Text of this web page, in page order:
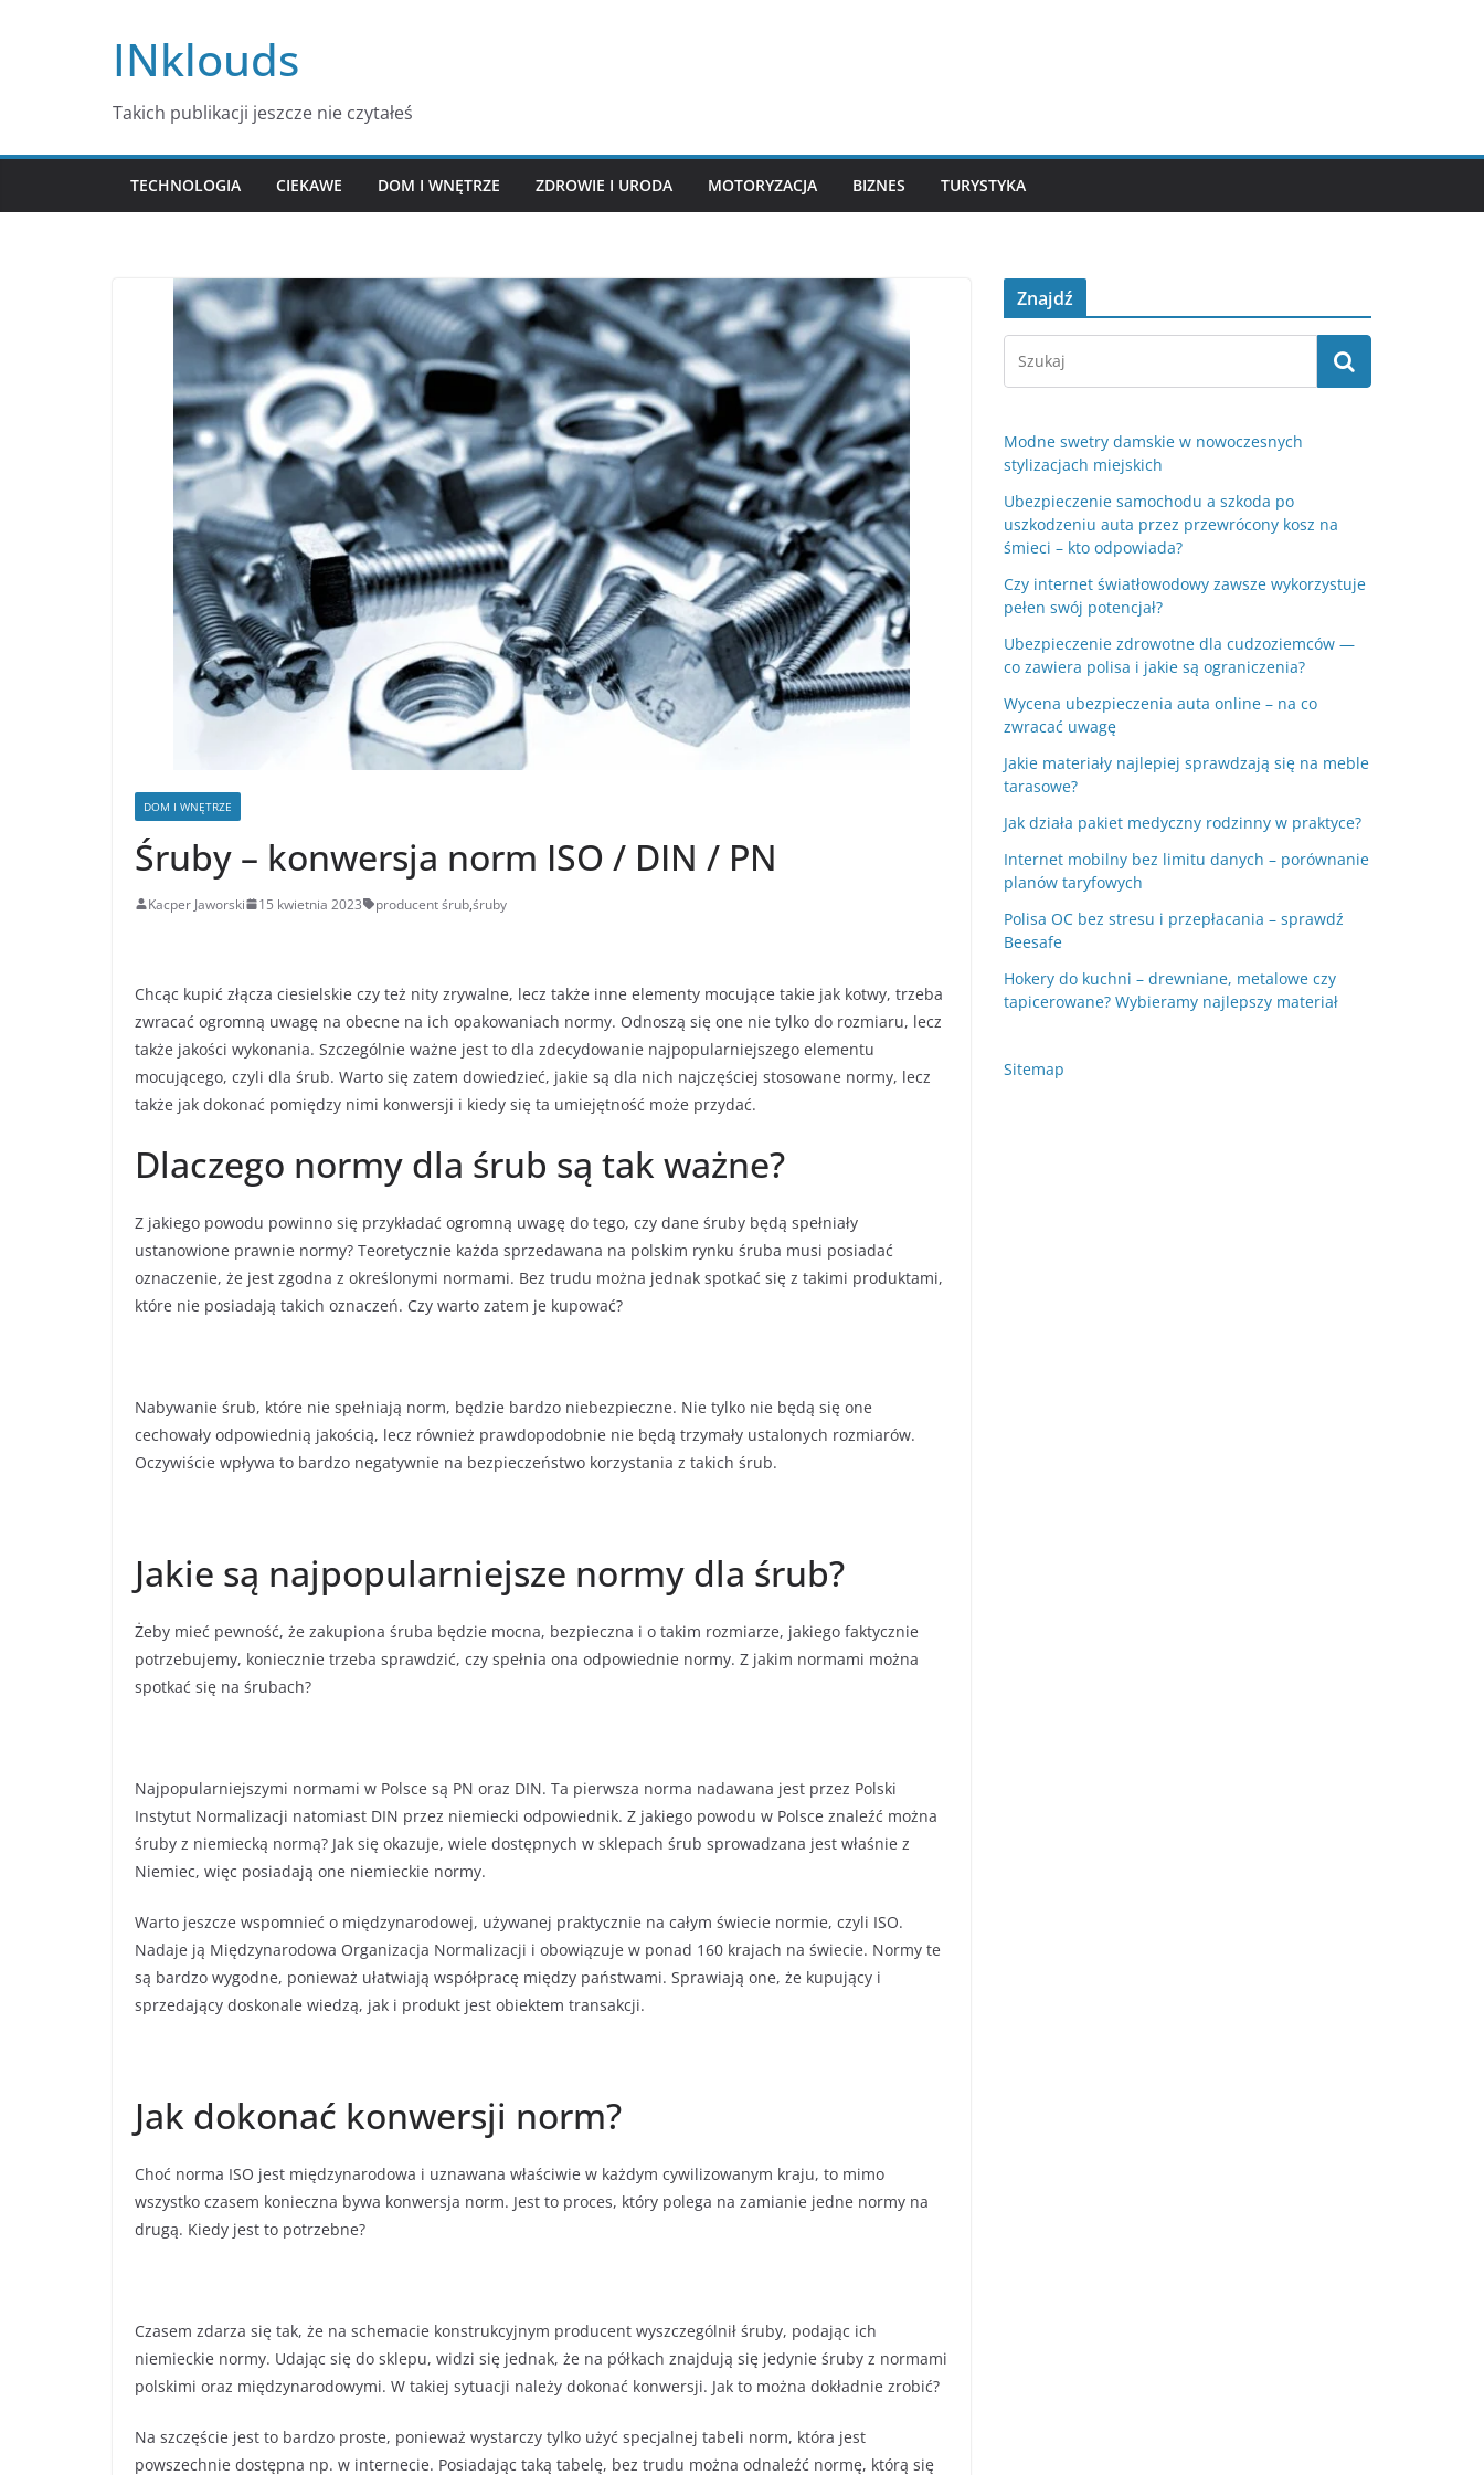
INklouds
Takich publikacji jeszcze nie czytałeś
TECHNOLOGIA CIEKAWE DOM I WNĘTRZE ZDROWIE I URODA MOTORYZACJA BIZNES TURYSTYKA
DOM I WNĘTRZE
Śruby – konwersja norm ISO / DIN / PN
Kacper Jaworski 15 kwietnia 2023 producent śrub,śruby
Chcąc kupić złącza ciesielskie czy też nity zrywalne, lecz także inne elementy mocujące takie jak kotwy, trzeba
zwracać ogromną uwagę na obecne na ich opakowaniach normy. Odnoszą się one nie tylko do rozmiaru, lecz
także jakości wykonania. Szczególnie ważne jest to dla zdecydowanie najpopularniejszego elementu
mocującego, czyli dla śrub. Warto się zatem dowiedzieć, jakie są dla nich najczęściej stosowane normy, lecz
także jak dokonać pomiędzy nimi konwersji i kiedy się ta umiejętność może przydać.
Dlaczego normy dla śrub są tak ważne?
Z jakiego powodu powinno się przykładać ogromną uwagę do tego, czy dane śruby będą spełniały
ustanowione prawnie normy? Teoretycznie każda sprzedawana na polskim rynku śruba musi posiadać
oznaczenie, że jest zgodna z określonymi normami. Bez trudu można jednak spotkać się z takimi produktami,
które nie posiadają takich oznaczeń. Czy warto zatem je kupować?
Nabywanie śrub, które nie spełniają norm, będzie bardzo niebezpieczne. Nie tylko nie będą się one
cechowały odpowiednią jakością, lecz również prawdopodobnie nie będą trzymały ustalonych rozmiarów.
Oczywiście wpływa to bardzo negatywnie na bezpieczeństwo korzystania z takich śrub.
Jakie są najpopularniejsze normy dla śrub?
Żeby mieć pewność, że zakupiona śruba będzie mocna, bezpieczna i o takim rozmiarze, jakiego faktycznie
potrzebujemy, koniecznie trzeba sprawdzić, czy spełnia ona odpowiednie normy. Z jakim normami można
spotkać się na śrubach?
Najpopularniejszymi normami w Polsce są PN oraz DIN. Ta pierwsza norma nadawana jest przez Polski
Instytut Normalizacji natomiast DIN przez niemiecki odpowiednik. Z jakiego powodu w Polsce znaleźć można
śruby z niemiecką normą? Jak się okazuje, wiele dostępnych w sklepach śrub sprowadzana jest właśnie z
Niemiec, więc posiadają one niemieckie normy.
Warto jeszcze wspomnieć o międzynarodowej, używanej praktycznie na całym świecie normie, czyli ISO.
Nadaje ją Międzynarodowa Organizacja Normalizacji i obowiązuje w ponad 160 krajach na świecie. Normy te
są bardzo wygodne, ponieważ ułatwiają współpracę między państwami. Sprawiają one, że kupujący i
sprzedający doskonale wiedzą, jak i produkt jest obiektem transakcji.
Jak dokonać konwersji norm?
Choć norma ISO jest międzynarodowa i uznawana właściwie w każdym cywilizowanym kraju, to mimo
wszystko czasem konieczna bywa konwersja norm. Jest to proces, który polega na zamianie jedne normy na
drugą. Kiedy jest to potrzebne?
Czasem zdarza się tak, że na schemacie konstrukcyjnym producent wyszczególnił śruby, podając ich
niemieckie normy. Udając się do sklepu, widzi się jednak, że na półkach znajdują się jedynie śruby z normami
polskimi oraz międzynarodowymi. W takiej sytuacji należy dokonać konwersji. Jak to można dokładnie zrobić?
Na szczęście jest to bardzo proste, ponieważ wystarczy tylko użyć specjalnej tabeli norm, która jest
powszechnie dostępna np. w internecie. Posiadając taką tabelę, bez trudu można odnaleźć normę, którą się
Znajdź
Modne swetry damskie w nowoczesnych
stylizacjach miejskich
Ubezpieczenie samochodu a szkoda po
uszkodzeniu auta przez przewrócony kosz na
śmieci – kto odpowiada?
Czy internet światłowodowy zawsze wykorzystuje
pełen swój potencjał?
Ubezpieczenie zdrowotne dla cudzoziemców —
co zawiera polisa i jakie są ograniczenia?
Wycena ubezpieczenia auta online – na co
zwracać uwagę
Jakie materiały najlepiej sprawdzają się na meble
tarasowe?
Jak działa pakiet medyczny rodzinny w praktyce?
Internet mobilny bez limitu danych – porównanie
planów taryfowych
Polisa OC bez stresu i przepłacania – sprawdź
Beesafe
Hokery do kuchni – drewniane, metalowe czy
tapicerowane? Wybieramy najlepszy materiał
Sitemap